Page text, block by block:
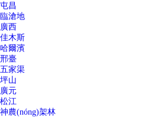
屯昌
臨滄地
廣西
佳木斯
哈爾濱
邢臺
五家渠
坪山
廣元
松江
神農(nóng)架林